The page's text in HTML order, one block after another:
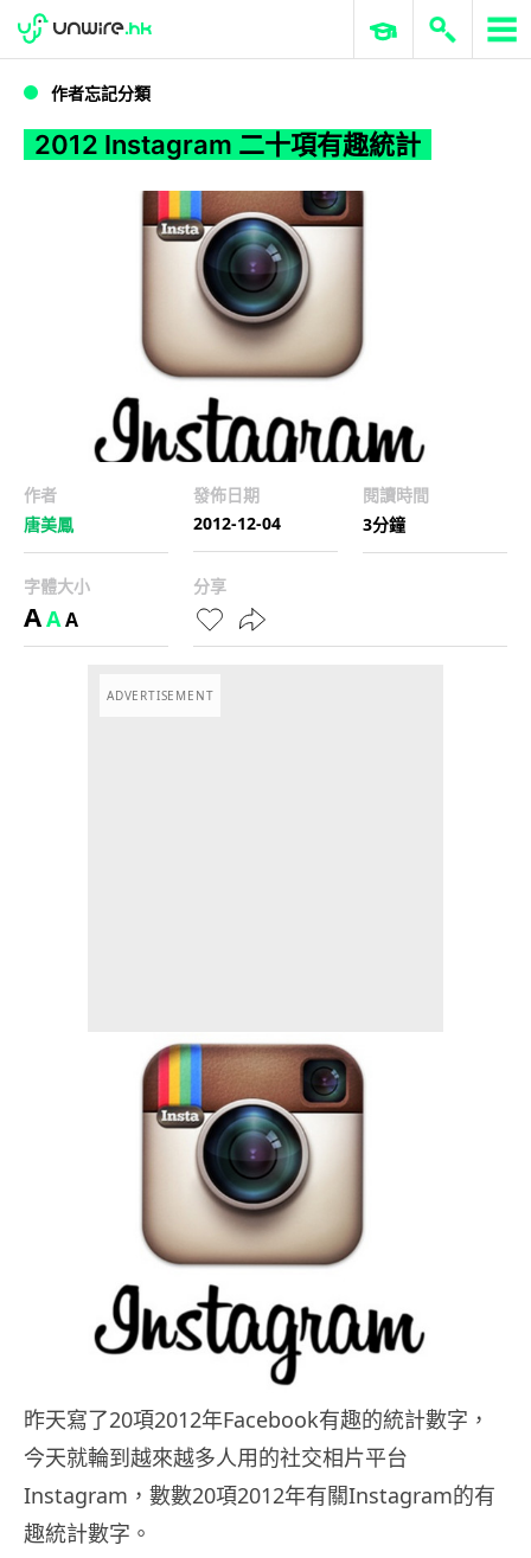
2012 Instagram 二十項有趣統計
WWDC 2026 ERP 與商業 AI
作者忘記分類
2012 Instagram 二十項有趣統計
作者
唐美鳳
發佈日期
2012-12-04
閱讀時間
3分鐘
字體大小
AAA
分享
ADVERTISEMENT
昨天寫了20項2012年Facebook有趣的統計數字，
今天就輪到越來越多人用的社交相片平台
Instagram，數數20項2012年有關Instagram的有
趣統計數字。